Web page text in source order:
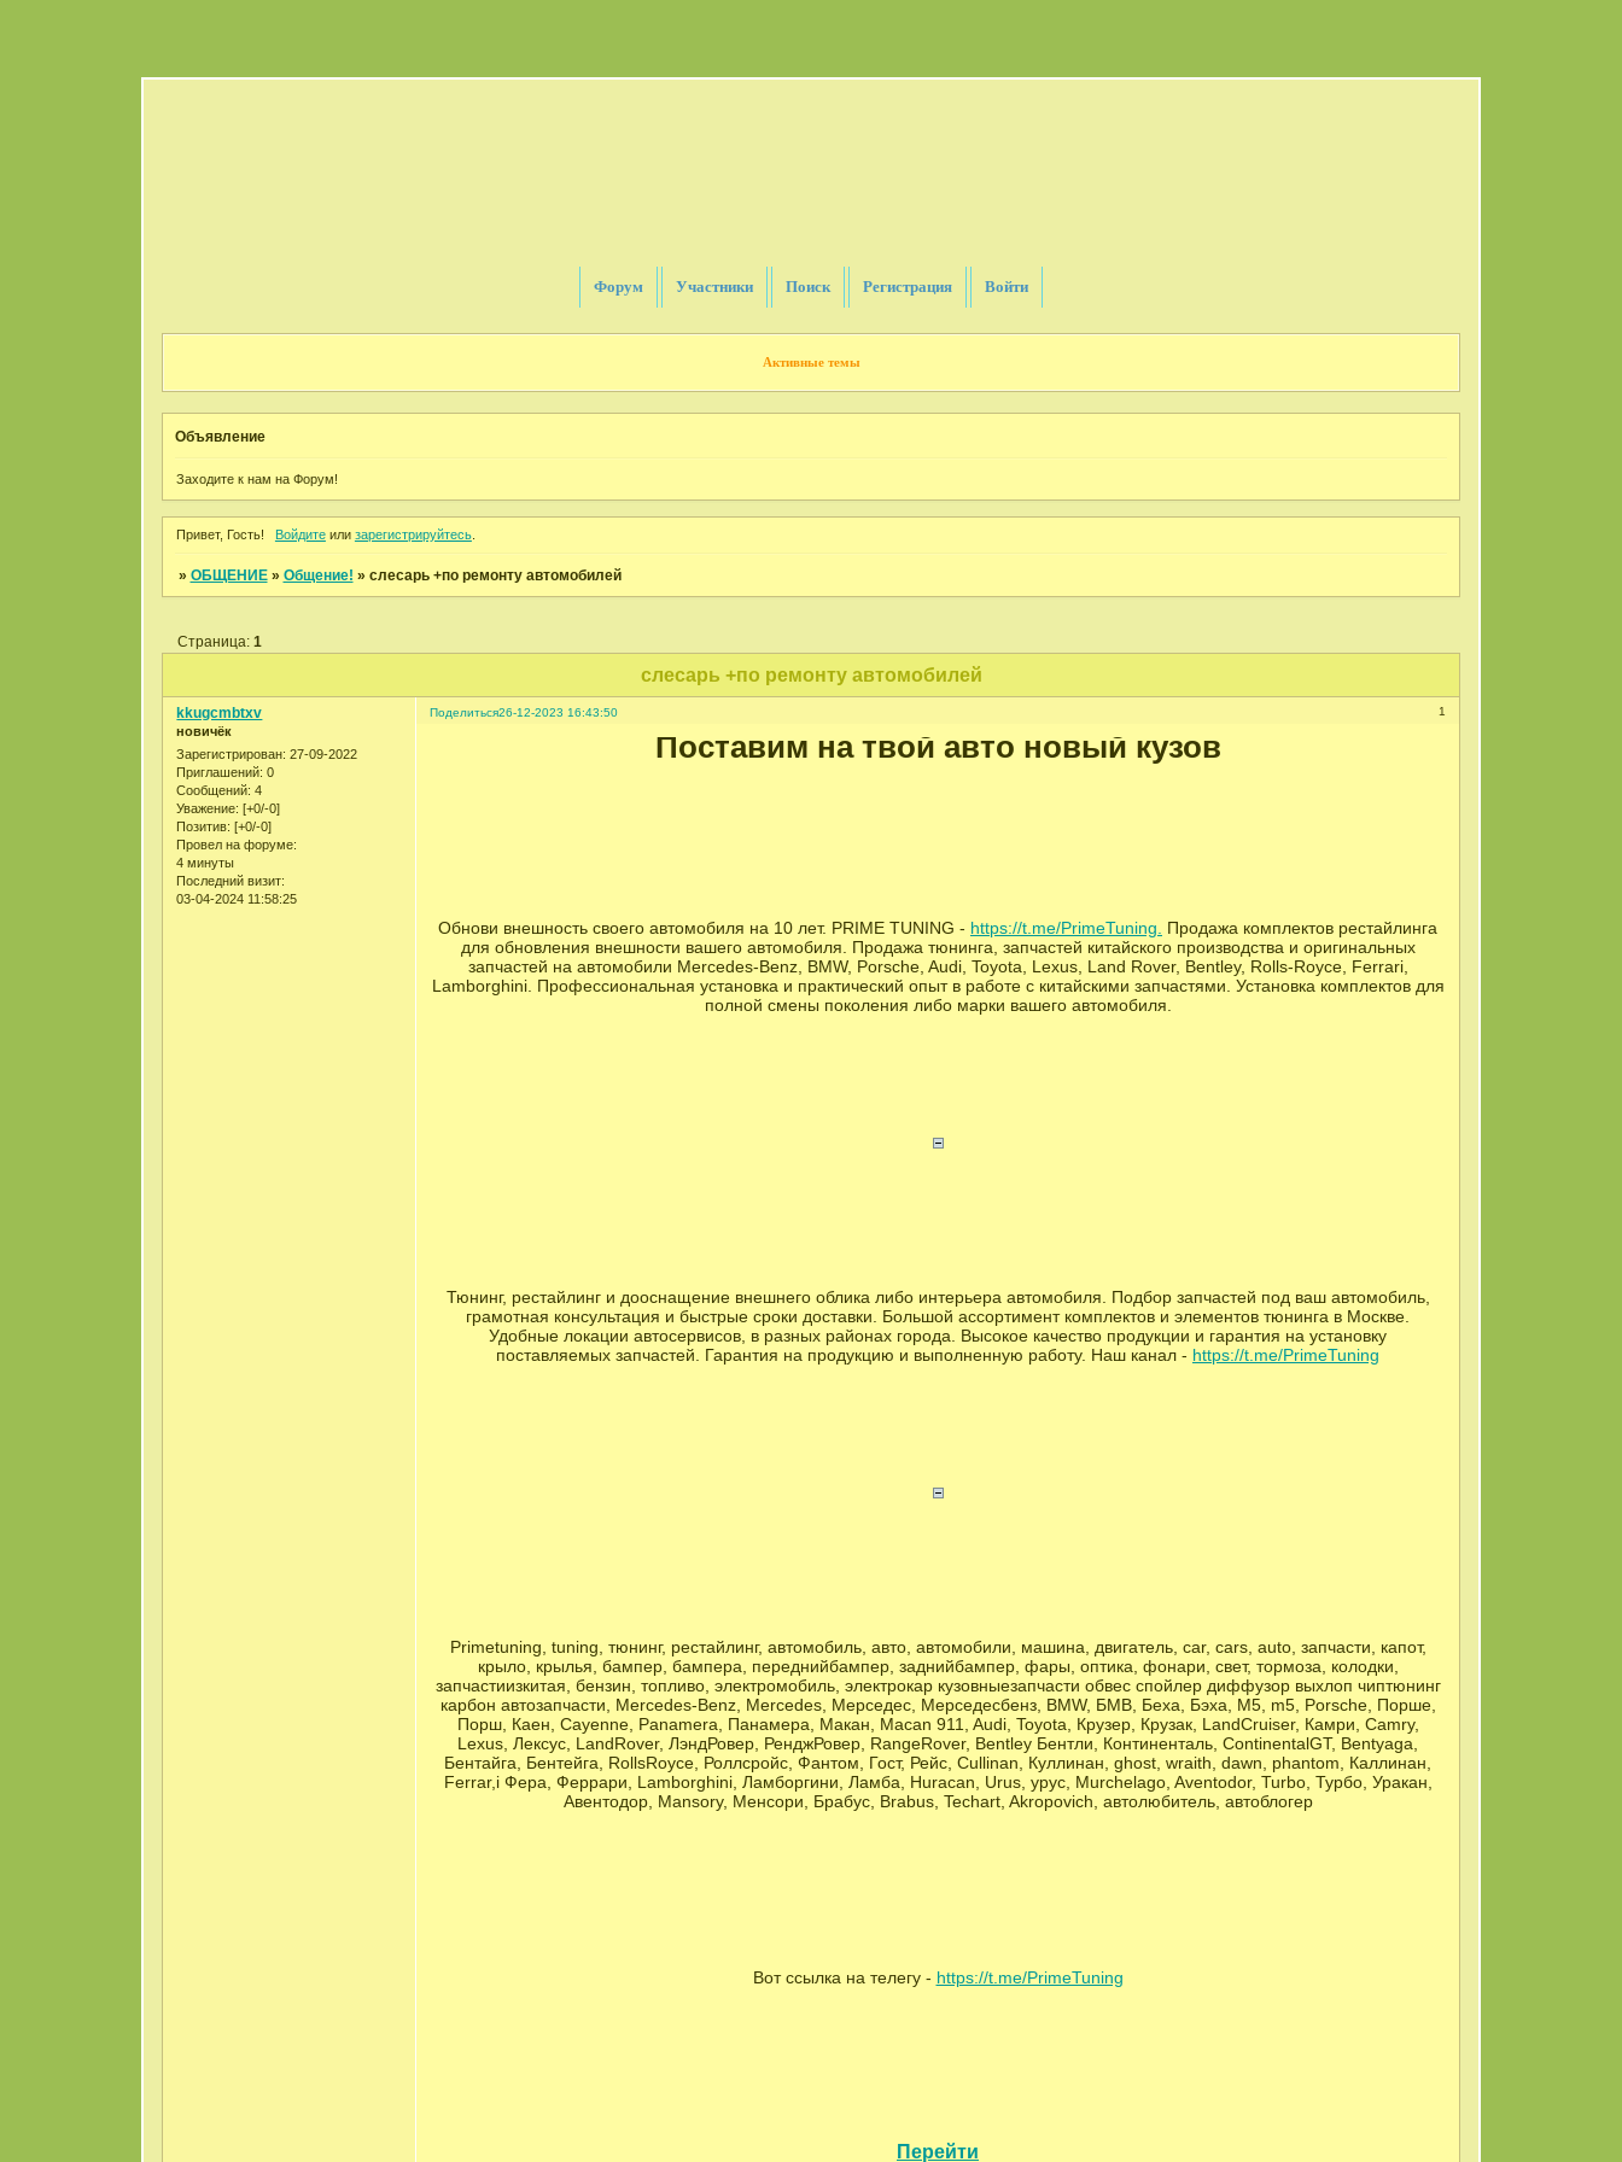
Форум Участники Поиск Регистрация Войти
Активные темы
Объявление
Заходите к нам на Форум!
Привет, Гость! Войдитеили зарегистрируйтесь.
» ОБЩЕНИЕ » Общение! » слесарь +по ремонту автомобилей
слесарь +по ремонту автомобилей
Страница: 1
Поделиться 1
26-12-2023 16:43:50
kkugcmbtxv
новичёк
Зарегистрирован: 27-09-2022
Приглашений: 0
Сообщений: 4
Уважение: [+0/-0]
Позитив: [+0/-0]
Провел на форуме:
4 минуты
Последний визит:
03-04-2024 11:58:25
Поставим на твой авто новый кузов
Обнови внешность своего автомобиля на 10 лет. PRIME TUNING - https://t.me/PrimeTuning.
Продажа комплектов рестайлинга
для обновления внешности вашего автомобиля. Продажа тюнинга, запчастей китайского производства и оригинальных
запчастей на автомобили Mercedes-Benz, BMW, Porsche, Audi, Toyota, Lexus, Land Rover, Bentley, Rolls-Royce, Ferrari,
Lamborghini. Профессиональная установка и практический опыт в работе с китайскими запчастями. Установка комплектов для
полной смены поколения либо марки вашего автомобиля.
Тюнинг, рестайлинг и дооснащение внешнего облика либо интерьера автомобиля. Подбор запчастей под ваш автомобиль,
грамотная консультация и быстрые сроки доставки. Большой ассортимент комплектов и элементов тюнинга в Москве.
Удобные локации автосервисов, в разных районах города. Высокое качество продукции и гарантия на установку
поставляемых запчастей. Гарантия на продукцию и выполненную работу. Наш канал - https://t.me/PrimeTuning
Primetuning, tuning, тюнинг, рестайлинг, автомобиль, авто, автомобили, машина, двигатель, car, cars, auto, запчасти, капот,
крыло, крылья, бампер, бампера, переднийбампер, заднийбампер, фары, оптика, фонари, свет, тормоза, колодки,
запчастиизкитая, бензин, топливо, электромобиль, электрокар кузовныезапчасти обвес спойлер диффузор выхлоп чиптюнинг
карбон автозапчасти, Mercedes-Benz, Mercedes, Мерседес, Мерседесбенз, BMW, БМВ, Беха, Бэха, М5, m5, Porsche, Порше,
Порш, Каен, Cayenne, Panamera, Панамера, Макан, Macan 911, Audi, Toyota, Крузер, Крузак, LandCruiser, Камри, Camry,
Lexus, Лексус, LandRover, ЛэндРовер, РенджРовер, RangeRover, Bentley Бентли, Континенталь, ContinentalGT, Bentyaga,
Бентайга, Бентейга, RollsRoyce, Роллсройс, Фантом, Гост, Рейс, Cullinan, Куллинан, ghost, wraith, dawn, phantom, Каллинан,
Ferrar,i Фера, Феррари, Lamborghini, Ламборгини, Ламба, Huracan, Urus, урус, Murchelago, Aventodor, Turbo, Турбо, Уракан,
Авентодор, Mansory, Менсори, Брабус, Brabus, Techart, Akropovich, автолюбитель, автоблогер
Вот ссылка на телегу - https://t.me/PrimeTuning
Перейти